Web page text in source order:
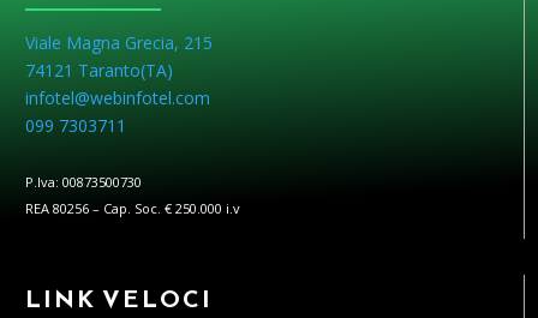
Viale Magna Grecia, 215
74121 Taranto(TA)
infotel@webinfotel.com
099 7303711
P.Iva: 00873500730
REA 80256 – Cap. Soc. € 250.000 i.v
LINK VELOCI